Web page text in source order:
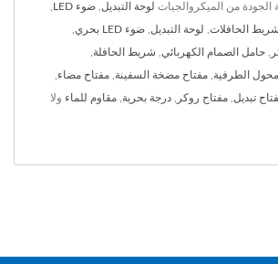
الجودة من الميكروالجيات لوحة التبديل ضوء LED
شريط الحافلات لوحة التبديل ضوء LED بحري
حامل الصمام الكهربائي شريط الحافلة
محول الطرفية مفتاح مضخة السفينة مفتاح مضاء
تبديل مفتاح روكر درجة بحرية مقاوم للماء ولا